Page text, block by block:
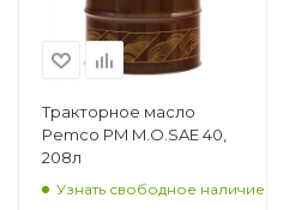
Тракторное масло
Pemco PM M.O.SAE 40,
208л
Узнать свободное наличие